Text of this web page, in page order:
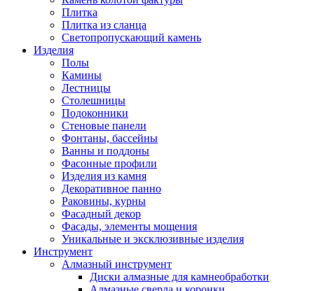
Плитка
Плитка из сланца
Светопропускающий камень
Изделия
Полы
Камины
Лестницы
Столешницы
Подоконники
Стеновые панели
Фонтаны, бассейны
Ванны и поддоны
Фасонные профили
Изделия из камня
Декоративное панно
Раковины, курны
Фасадный декор
Фасады, элементы мощения
Уникальные и эксклюзивные изделия
Инструмент
Алмазный инструмент
Диски алмазные для камнеобработки